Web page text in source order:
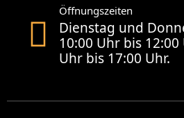
Öffnungszeiten
Dienstag und
10:00 Uhr bis
Uhr bis 17:00 Uhr.